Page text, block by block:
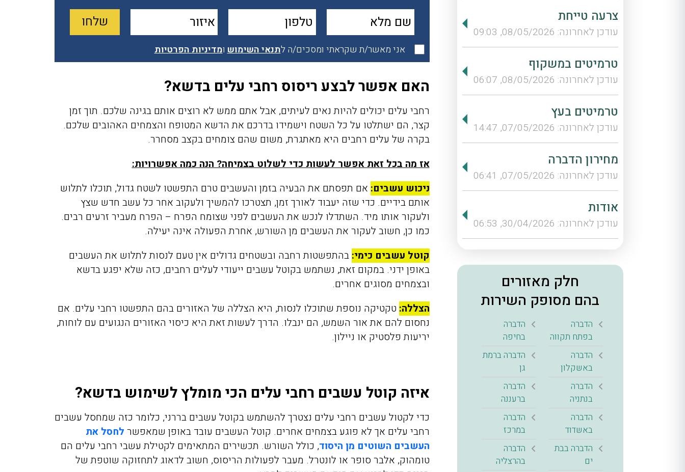
צרעה טייחת
עודכן לאחרונה: 08/05/2026, 09:03
טרמיטים במשקוף
עודכן לאחרונה: 08/05/2026, 06:07
טרמיטים בעץ
עודכן לאחרונה: 07/05/2026, 14:47
מחירון הדברה
עודכן לאחרונה: 07/05/2026, 06:41
אודות
עודכן לאחרונה: 30/04/2026, 06:53
חלק מאזורים
בהם מסופק השירות
הדברה
בפתח תקווה
הדברה
בחיפה
הדברה
באשקלון
הדברה ברמת
גן
הדברה
בנתניה
הדברה
ברעננה
הדברה
באשדוד
הדברה
במרכז
הדברה בבת
ים
הדברה
בהרצליה
אני מאשר/ת שקראתי ומסכים/ה לתנאי השימושומדיניות הפרטיות
האם אפשר לבצע ריסוס רחבי עלים בדשא?
רחבי עלים יכולים להיות נאים לעיתים, אבל אתם ממש לא רוצים אותם בגינה שלכם. תוך זמן
קצר, הם ישתלטו על כל השטח וישמידו בדרכם את הדשא המטופח והצמחים האהובים שלכם.
בקרה של עלים רחבים היא מאתגרת, משום שהם צומחים בקצב מסחרר.
אז מה בכל זאת אפשר לעשות כדי לשלוט בצמיחה? הנה כמה אפשרויות:
ניכוש עשבים: אם תפסתם את הבעיה בזמן והעשבים טרם התפשטו לשטח גדול, תוכלו לתלוש
אותם בידיים. כדי שזה יעבוד לאורך זמן, תצטרכו להמשיך ולעקוב אחר כל עשב חדש שצץ
ולעקור אותו מיד. השתדלו לנכש את העשבים לפני שצומח הפרח – הפרח מעביר זרעים רבים.
כמו כן, חשוב לעקור את העשבים מן השורש, אחרת הפעולה אינה יעילה.
קוטל עשבים כימי: בהתפשטות רחבה ובשטחים גדולים אין טעם לנסות לתלוש את העשבים
באופן ידני. במקום זאת, נשתמש בקוטל עשבים ייעודי לעלים רחבים, כזה שלא יפגע בדשא
ובצמחים מסוגים אחרים.
הצללה: טקטיקה נוספת שתוכלו לנסות, היא הצללה של האזורים בהם התפשטו רחבי עלים. אם
נחסום להם את אור השמש, הם ינבלו. הדרך לעשות זאת היא כיסוי האזורים הנגועים עם לוחות,
יריעות פלסטיק או ניילון.
איזה קוטל עשבים רחבי עלים הכי מומלץ לשימוש בדשא?
כדי לקטול עשבים רחבי עלים נצטרך להשתמש בקוטל עשבים בררני, כלומר כזה שמחסל עשבים
רחבי עלים אך לא פוגע בצמחים אחרים. קוטל העשבים עובד באופן שמאפשר לחסל את
העשבים השוטים מן היסוד, כולל השורש. תכשירים המתאימים לקטילת עשבי רחבי עלים הם
טומהוק, אלבר סופר או לונטרל. מעבר לפעולות הריסוס, חשוב לדאוג לתחזוקה שוטפת של